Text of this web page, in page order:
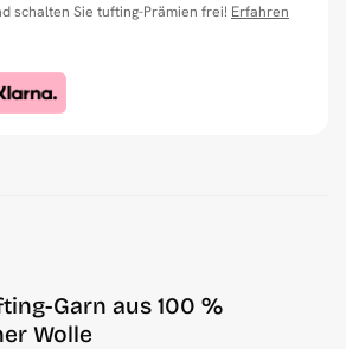
schalten Sie tufting-Prämien frei! Erfahren
Garn aus 100 %
Wolle